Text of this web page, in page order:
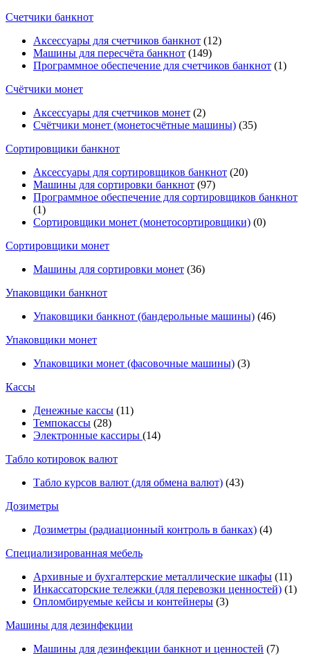
Счетчики банкнот
Аксессуары для счетчиков банкнот (12)
Машины для пересчёта банкнот (149)
Программное обеспечение для счетчиков банкнот (1)
Счётчики монет
Аксессуары для счетчиков монет (2)
Счётчики монет (монетосчётные машины) (35)
Cортировщики банкнот
Аксессуары для сортировщиков банкнот (20)
Машины для сортировки банкнот (97)
Программное обеспечение для сортировщиков банкнот
(1)
Сортировщики монет (монетосортировщики) (0)
Сортировщики монет
Машины для сортировки монет (36)
Упаковщики банкнот
Упаковщики банкнот (бандерольные машины) (46)
Упаковщики монет
Упаковщики монет (фасовочные машины) (3)
Кассы
Денежные кассы (11)
Темпокассы (28)
Электронные кассиры (14)
Табло котировок валют
Табло курсов валют (для обмена валют) (43)
Дозиметры
Дозиметры (радиационный контроль в банках) (4)
Специализированная мебель
Архивные и бухгалтерские металлические шкафы (11)
Инкассаторские тележки (для перевозки ценностей) (1)
Опломбируемые кейсы и контейнеры (3)
Машины для дезинфекции
Машины для дезинфекции банкнот и ценностей (7)